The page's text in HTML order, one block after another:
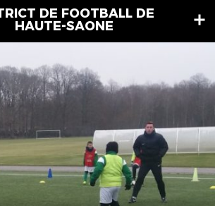
DE FOOTBALL DE
HAUTE-SAONE